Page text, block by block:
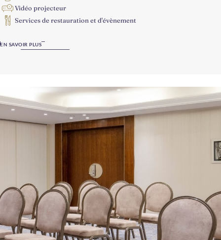
Vidéo projecteur
Services de restauration et d'évènement
EN SAVOIR PLUS